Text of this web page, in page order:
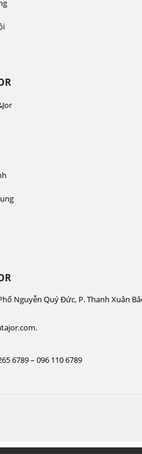
Nguyễn Quý Đức, P. Thanh Xuân
6789 – 096 110 6789